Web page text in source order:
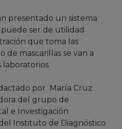
presentado un sistema
ser de utilidad
que toma las
de mascarillas se van a
por María Cruz
del grupo de
e Investigación
Instituto de Diagnóstico